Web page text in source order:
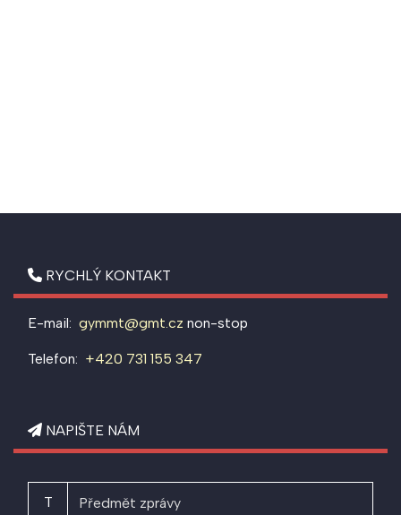
RYCHLÝ KONTAKT
E-mail: gymmt@gmt.cz non-stop
Telefon: +420 731 155 347
NAPIŠTE NÁM
T